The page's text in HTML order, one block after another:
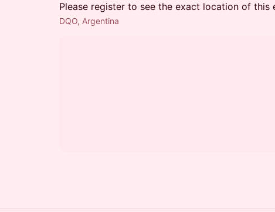
Please register to see the exact location of this
DQO, Argentina